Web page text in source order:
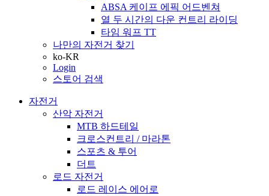
ABSA 케이프 에픽 어드벤쳐
열 두 시간의 다운 컨트리 라이딩
타임 워프 TT
나만의 자전거 찾기
ko-KR
Login
스토어 검색
자전거
산악 자전거
MTB 하드테일
크로스컨트리 / 마라톤
스포츠 & 투어
더트
로드 자전거
로드 레이스 에어로